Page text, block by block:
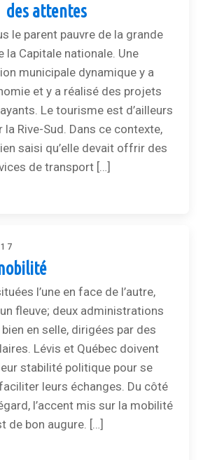
des attentes
le parent pauvre de la grande
la Capitale nationale. Une
municipale dynamique y a
et y a réalisé des projets
Le tourisme est d’ailleurs
la Rive-Sud. Dans ce contexte,
saisi qu’elle devait offrir des
de transport […]
l’une en face de l’autre,
fleuve; deux administrations
en selle, dirigées par des
Lévis et Québec doivent
stabilité politique pour se
leurs échanges. Du côté
l’accent mis sur la mobilité
de bon augure. […]